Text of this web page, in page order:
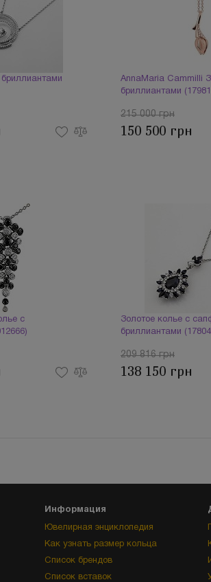
AnnaMaria Cammilli
бриллиантами
215 000 грн
150 500 грн
с
Золотое колье с
бриллиантами
209 816 грн
138 150 грн
Информация
Ювелирная энциклопедия
Как узнать размер кольца
Список брендов
Список вставок